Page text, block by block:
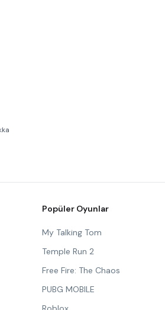
Popüler Oyunlar
My Talking Tom
Temple Run 2
Free Fire: The Chaos
PUBG MOBILE